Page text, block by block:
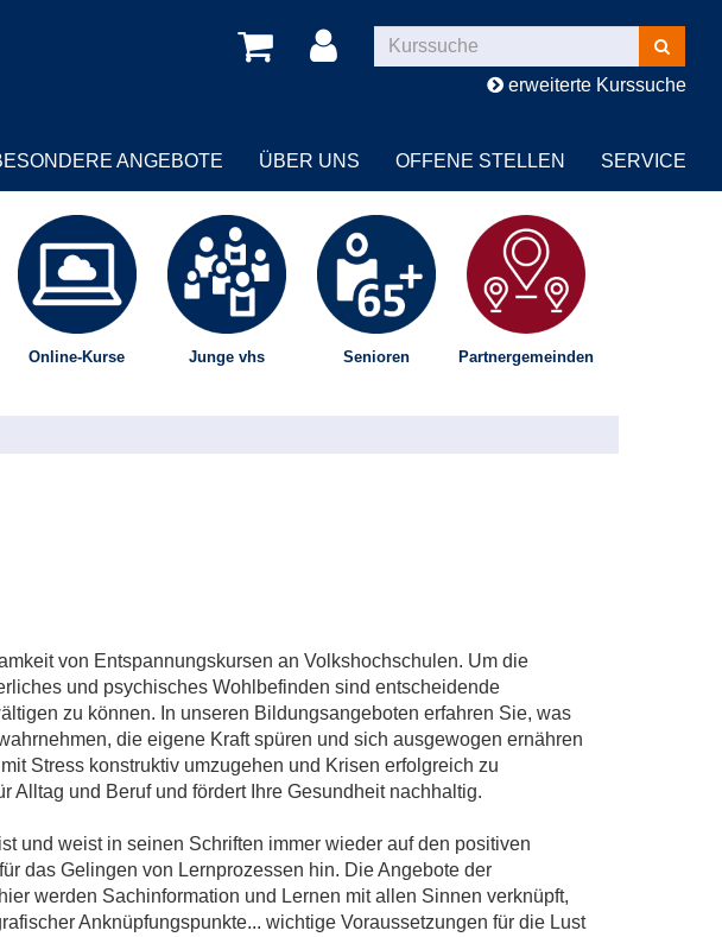
Kurse
suchen
erweiterte Kurssuche
ANGEBOTE ÜBER UNS OFFENE STELLEN SERVICE
Online-Kurse Junge vhs Senioren Partnergemeinden
von Entspannungskursen an Volkshochschulen. Um die
und psychisches Wohlbefinden sind entscheidende
zu können. In unseren Bildungsangeboten erfahren Sie, was
die eigene Kraft spüren und sich ausgewogen ernähren
Stress konstruktiv umzugehen und Krisen erfolgreich zu
und Beruf und fördert Ihre Gesundheit nachhaltig.
und weist in seinen Schriften immer wieder auf den positiven
das Gelingen von Lernprozessen hin. Die Angebote der
werden Sachinformation und Lernen mit allen Sinnen verknüpft,
Anknüpfungspunkte... wichtige Voraussetzungen für die Lust